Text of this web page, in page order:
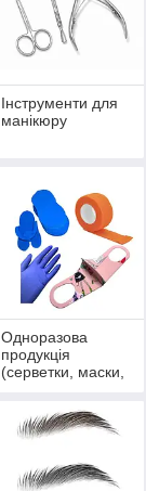
Інструменти для
манікюру
Одноразова
продукція
(серветки, маски,